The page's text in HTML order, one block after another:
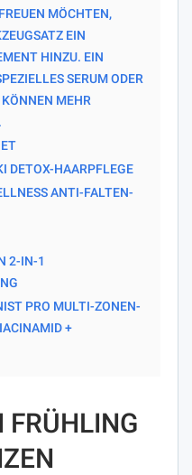
MÖCHTEN,
EIN
HINZU. EIN
SERUM ODER
MEHR
DETOX-HAARPFLEGE
ANTI-FALTEN-
2-IN-1
PRO MULTI-ZONEN-
+
FRÜHLING